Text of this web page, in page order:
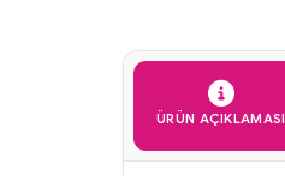
ÜRÜN AÇIKLAMASI